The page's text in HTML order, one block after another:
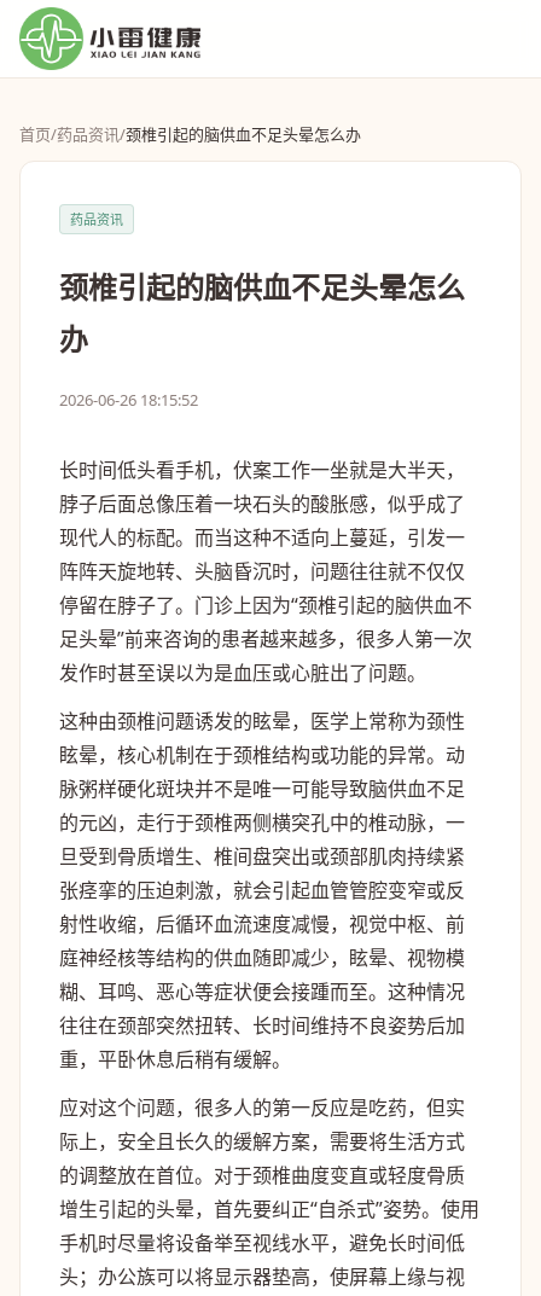
首页/药品资讯/颈椎引起的脑供血不足头晕怎么办
药品资讯
颈椎引起的脑供血不足头晕怎么
办
2026-06-26 18:15:52
长时间低头看手机，伏案工作一坐就是大半天，
脖子后面总像压着一块石头的酸胀感，似乎成了
现代人的标配。而当这种不适向上蔓延，引发一
阵阵天旋地转、头脑昏沉时，问题往往就不仅仅
停留在脖子了。门诊上因为“颈椎引起的脑供血不
足头晕”前来咨询的患者越来越多，很多人第一次
发作时甚至误以为是血压或心脏出了问题。
这种由颈椎问题诱发的眩晕，医学上常称为颈性
眩晕，核心机制在于颈椎结构或功能的异常。动
脉粥样硬化斑块并不是唯一可能导致脑供血不足
的元凶，走行于颈椎两侧横突孔中的椎动脉，一
旦受到骨质增生、椎间盘突出或颈部肌肉持续紧
张痉挛的压迫刺激，就会引起血管管腔变窄或反
射性收缩，后循环血流速度减慢，视觉中枢、前
庭神经核等结构的供血随即减少，眩晕、视物模
糊、耳鸣、恶心等症状便会接踵而至。这种情况
往往在颈部突然扭转、长时间维持不良姿势后加
重，平卧休息后稍有缓解。
应对这个问题，很多人的第一反应是吃药，但实
际上，安全且长久的缓解方案，需要将生活方式
的调整放在首位。对于颈椎曲度变直或轻度骨质
增生引起的头晕，首先要纠正“自杀式”姿势。使用
手机时尽量将设备举至视线水平，避免长时间低
头；办公族可以将显示器垫高，使屏幕上缘与视